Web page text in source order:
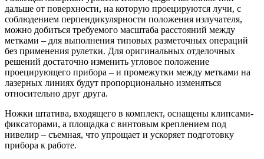
дальше от поверхности, на которую проецируются лучи, с
соблюдением перпендикулярности положения излучателя,
можно добиться требуемого масштаба расстояний между
метками – для выполнения типовых разметочных операций
без применения рулетки. Для оригинальных отделочных
решений достаточно изменить угловое положение
проецирующего прибора – и промежутки между метками на
лазерных линиях будут пропорционально изменяться
относительно друг друга.
Ножки штатива, входящего в комплект, оснащены клипсами-
фиксаторами, а площадка с винтовым креплением под
нивелир – съемная, что упрощает и ускоряет подготовку
прибора к работе.